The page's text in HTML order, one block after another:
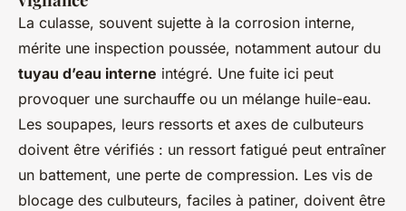
La culasse, souvent sujette à la corrosion interne,
mérite une inspection poussée, notamment autour du
tuyau d’eau interne intégré. Une fuite ici peut
provoquer une surchauffe ou un mélange huile-eau.
Les soupapes, leurs ressorts et axes de culbuteurs
doivent être vérifiés : un ressort fatigué peut entraîner
un battement, une perte de compression. Les vis de
blocage des culbuteurs, faciles à patiner, doivent être